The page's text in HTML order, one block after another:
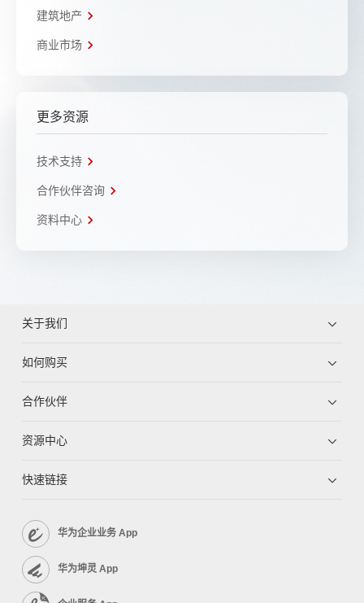
建筑地产
商业市场
更多资源
技术支持
合作伙伴咨询
资料中心
关于我们
如何购买
合作伙伴
资源中心
快速链接
华为企业业务 App
华为坤灵 App